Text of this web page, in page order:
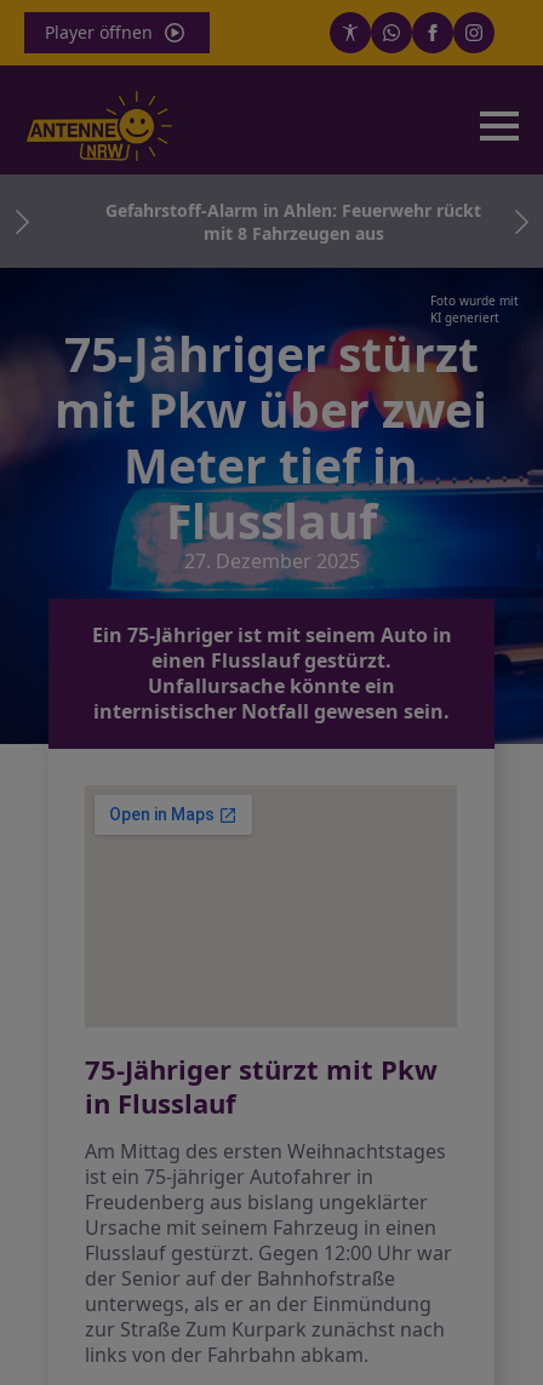
Player öffnen
Gefahrstoff-Alarm in Ahlen: Feuerwehr rückt
mit 8 Fahrzeugen aus
Foto wurde mit
KI generiert
75-Jähriger stürzt
mit Pkw über zwei
Meter tief in
Flusslauf
27. Dezember 2025
Ein 75-Jähriger ist mit seinem Auto in
einen Flusslauf gestürzt.
Unfallursache könnte ein
internistischer Notfall gewesen sein.
75-Jähriger stürzt mit Pkw
in Flusslauf
Am Mittag des ersten Weihnachtstages
ist ein 75-jähriger Autofahrer in
Freudenberg aus bislang ungeklärter
Ursache mit seinem Fahrzeug in einen
Flusslauf gestürzt. Gegen 12:00 Uhr war
der Senior auf der Bahnhofstraße
unterwegs, als er an der Einmündung
zur Straße Zum Kurpark zunächst nach
links von der Fahrbahn abkam.